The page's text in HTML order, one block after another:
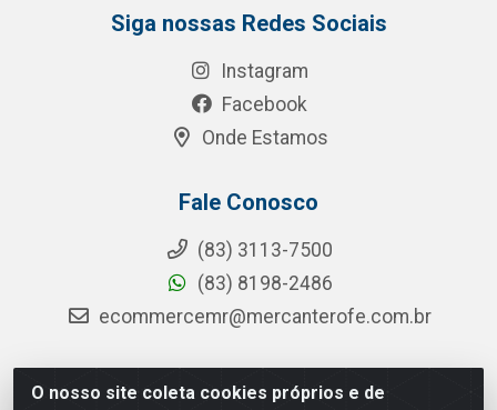
O nosso site coleta cookies próprios e de
Siga nossas Redes Sociais
Instagram
Facebook
Onde Estamos
Fale Conosco
(83) 3113-7500
(83) 8198-2486
ecommercemr@mercanterofe.com.br